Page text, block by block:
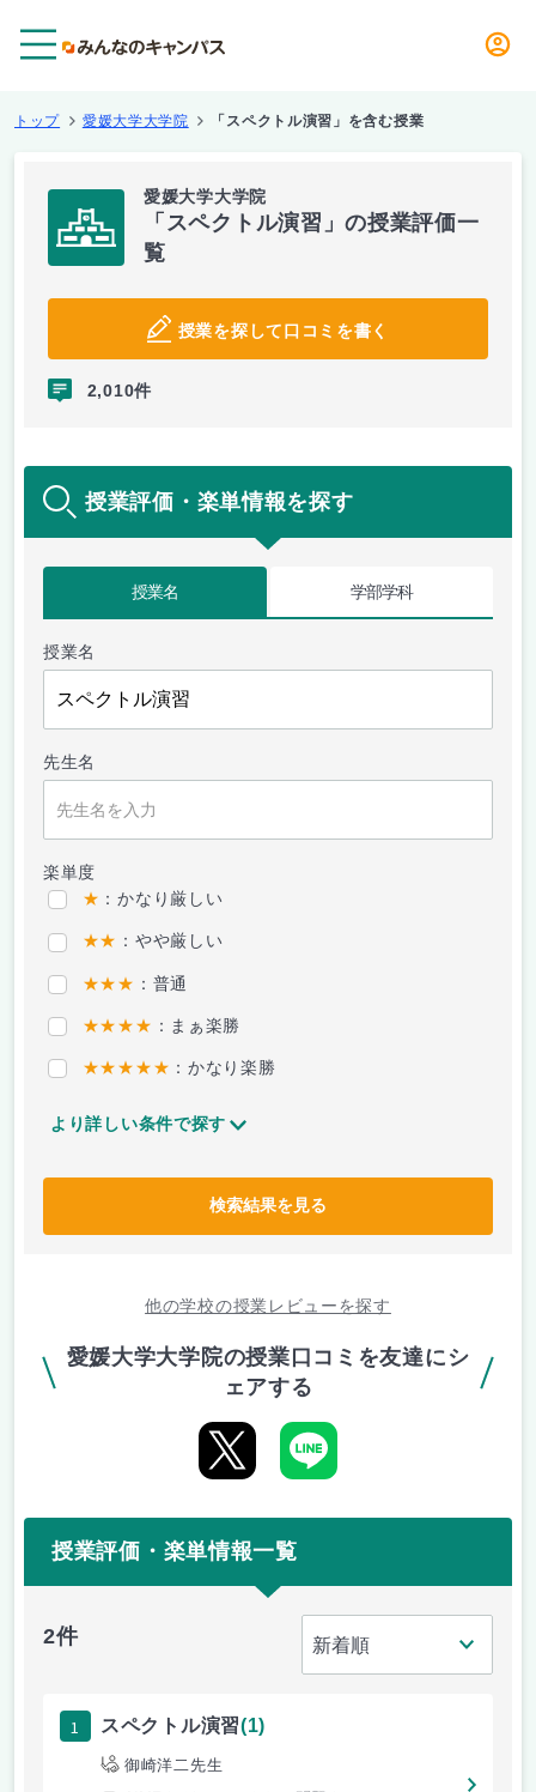
トップ 愛媛大学大学院 「スペクトル演習」を含む授業
愛媛大学大学院
「スペクトル演習」の授業評価一
覧
授業を探して口コミを書く
2,010件
授業評価・楽単情報を探す
授業名 学部学科
授業名
先生名
楽単度
★ ：かなり厳しい
★★ ：やや厳しい
★★★ ：普通
★★★★ ：まぁ楽勝
★★★★★ ：かなり楽勝
より詳しい条件で探す
検索結果を見る
他の学校の授業レビューを探す
愛媛大学大学院の授業口コミを友達にシ
ェアする
授業評価・楽単情報一覧
2件
1 スペクトル演習(1)
御崎洋二先生